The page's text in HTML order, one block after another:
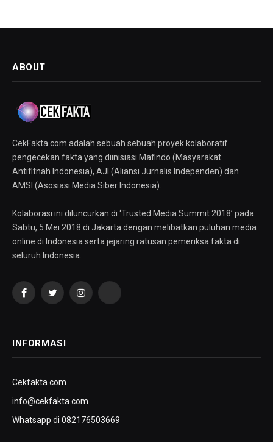
ABOUT
CekFakta.com adalah sebuah sebuah proyek kolaboratif
pengecekan fakta yang diinisiasi Mafindo (Masyarakat
Antifitnah Indonesia), AJI (Aliansi Jurnalis Independen) dan
AMSI (Asosiasi Media Siber Indonesia).
Kolaborasi ini diluncurkan di ‘Trusted Media Summit 2018’ pada
Sabtu, 5 Mei 2018 di Jakarta dengan melibatkan puluhan media
online di Indonesia serta jejaring ratusan pemeriksa fakta di
seluruh Indonesia.
FacebookTwitterInstagramYouTube
INFORMASI
Cekfakta.com
info@cekfakta.com
Whatsapp di 082176503669